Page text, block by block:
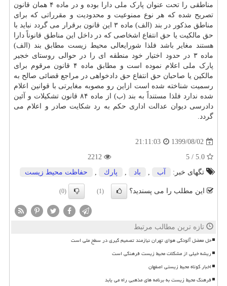
مناطقی را تحت عنوان پارک ملی دارا بوده و در ماده ۴ همان قانون
تصریح شده که هر نوع ممنوعیت و محدودیت و مقرراتی که برای
مناطق مذکور در بند (الف) ماده ۳ این قانون برقرار می گردد نباید با
حق مالکیت یا حق انتفاع اشخاصی که در داخل این مناطق قانوناً دارا
هستند مغایر باشد فلذا شورایعالی محیط زیست مطابق بند (الف)
ماده ۳ در حدود اختیار خود منطقه ای را در حوالی روستای خجیر
پارک ملی اعلام نموده است و مطابق ماده ۴ قانون مرقوم برای
مالکین یا صاحبان حق انتفاع حق دادخواهی در مراجع قضائی صالح به
رسمیت شناخته شده است ازاین رو مصوبه مغایرتی با قوانین اعلام
شده ندارد فلذا مستنداً به بند (ب) از ماده ۸۴ قانون تشکیلات و آئین
دادرسی دیوان عدالت اداری حکم به رد شکایت صادر و اعلام می
گردد.
1399/08/02
21:11:03
تگهای خبر:
آب , باد , پارك , حفاظت محیط زیست
این مطلب را می پسندید؟ (1)
(0)
تازه ترین مطالب مرتبط
حل معضل آلودگی هوای تهران نیازمند تصمیم گیری در سطح ملی است
ریشه خیلی از مشکلات محیط زیست فرهنگی است
اخبار کوتاه محیط زیستی اصفهان
فرهنگ محیط زیست به برنامه های مذهبی راه می یابد